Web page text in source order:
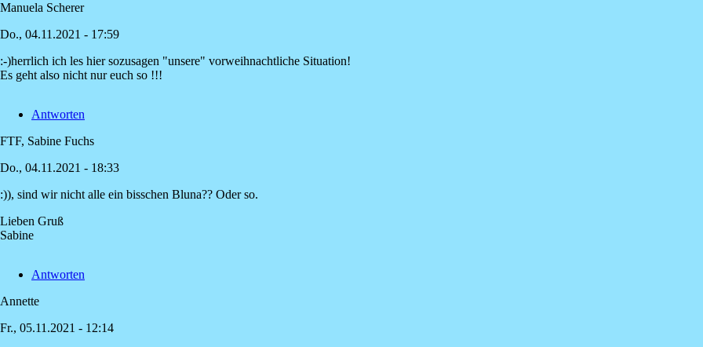
Manuela Scherer
Do., 04.11.2021 - 17:59
:-)herrlich ich les hier sozusagen "unsere" vorweihnachtliche Situation!
Es geht also nicht nur euch so !!!
Antworten
FTF, Sabine Fuchs
Do., 04.11.2021 - 18:33
auf
:-)herrlich
Manuela
:)), sind wir nicht alle ein bisschen Bluna?? Oder so.
Lieben Gruß
Sabine
Antworten
Annette
Fr., 05.11.2021 - 12:14